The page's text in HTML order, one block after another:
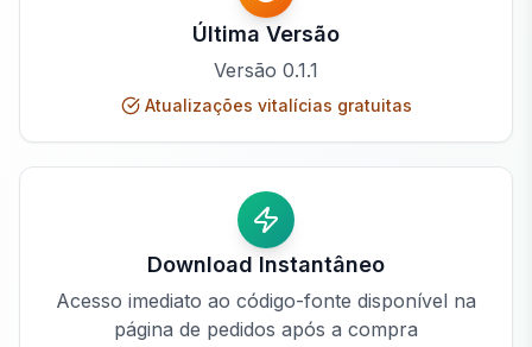
Última Versão
Versão 0.1.1
Atualizações vitalícias gratuitas
Download Instantâneo
Acesso imediato ao código-fonte disponível na
página de pedidos após a compra